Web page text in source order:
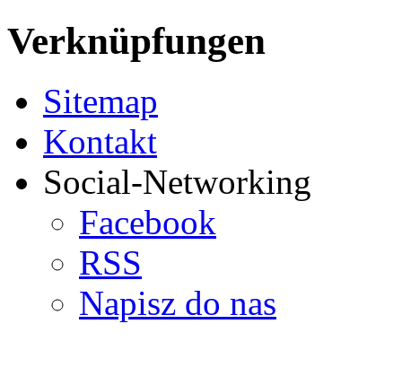
Verknüpfungen
Sitemap
Kontakt
Social-Networking
Facebook
RSS
Napisz do nas